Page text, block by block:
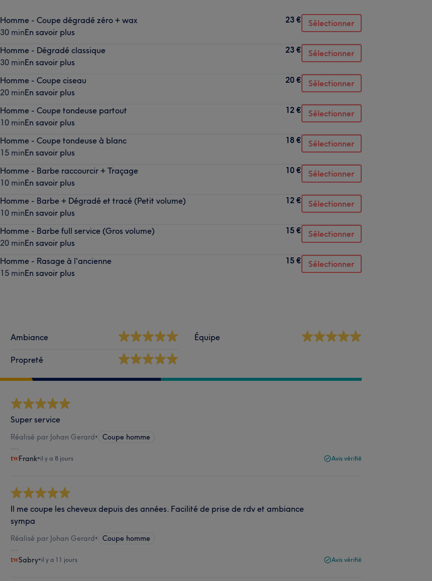
Homme - Coupe dégradé zéro + wax
30 minEn savoir plus
23 € Sélectionner
Homme - Dégradé classique
30 minEn savoir plus
23 € Sélectionner
Homme - Coupe ciseau
20 minEn savoir plus
20 € Sélectionner
Homme - Coupe tondeuse partout
10 minEn savoir plus
12 € Sélectionner
Homme - Coupe tondeuse à blanc
15 minEn savoir plus
18 € Sélectionner
Homme - Barbe raccourcir + Traçage
10 minEn savoir plus
10 € Sélectionner
Homme - Barbe + Dégradé et tracé (Petit volume)
10 minEn savoir plus
12 € Sélectionner
Homme - Barbe full service (Gros volume)
20 minEn savoir plus
15 € Sélectionner
Homme - Rasage à l'ancienne
15 minEn savoir plus
15 € Sélectionner
Ambiance
Propreté
Équipe
Super service
Réalisé par Johan Gerard• Coupe homme
Frank•il y a 8 jours Avis vérifié
Il me coupe les cheveux depuis des années. Facilité de prise de rdv et ambiance
sympa
Réalisé par Johan Gerard• Coupe homme
Sabry•il y a 11 jours Avis vérifié